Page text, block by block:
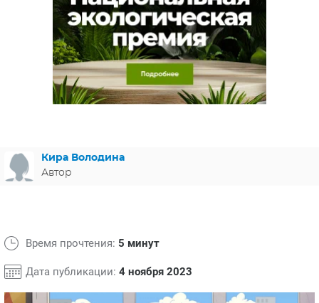
МЕЛОДРАМЫ
ФРАНЦИЯ
ГЕРМАНИЯ
СВЕТСКИЕ НОВОСТИ
СПОЙЛЕРЫ ИЗ СЕРИАЛОВ
Кира Володина
Автор
Время прочтения: 5 минут
Дата публикации: 4 ноября 2023